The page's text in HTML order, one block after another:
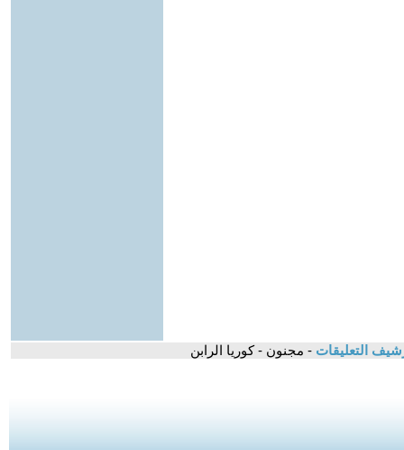
التعليقات - مجنون - كوريا الرابن